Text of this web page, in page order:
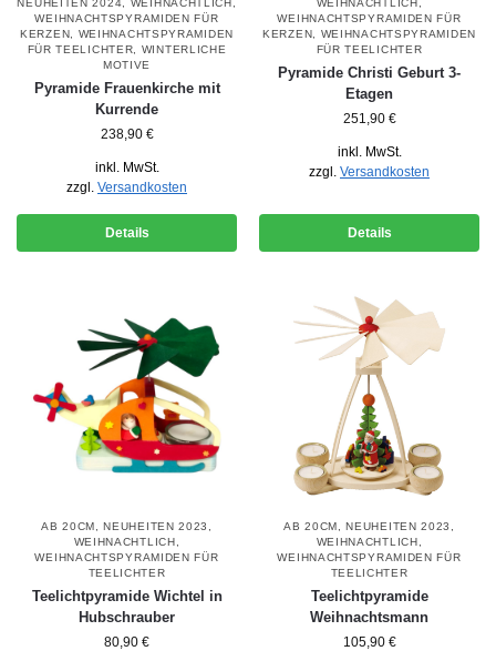
NEUHEITEN 2024 WEIHNACHTLICH
WEIHNACHTSPYRAMIDEN FÜR
KERZEN
WEIHNACHTSPYRAMIDEN
FÜR TEELICHTER
WINTERLICHE
MOTIVE
Pyramide Frauenkirche mit
Kurrende
238,90 €
inkl. MwSt.
zzgl. Versandkosten
Details
WEIHNACHTLICH
WEIHNACHTSPYRAMIDEN FÜR
KERZEN
WEIHNACHTSPYRAMIDEN
FÜR TEELICHTER
Pyramide Christi Geburt 3-
Etagen
251,90 €
inkl. MwSt.
zzgl. Versandkosten
Details
AB 20CM ,NEUHEITEN 2023
WEIHNACHTLICH
WEIHNACHTSPYRAMIDEN FÜR
TEELICHTER
Teelichtpyramide Wichtel in
Hubschrauber
80,90 €
AB 20CM ,NEUHEITEN 2023
WEIHNACHTLICH
WEIHNACHTSPYRAMIDEN FÜR
TEELICHTER
Teelichtpyramide
Weihnachtsmann
105,90 €